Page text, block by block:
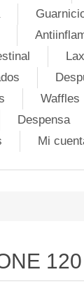
Waffles
Despensa
Mi